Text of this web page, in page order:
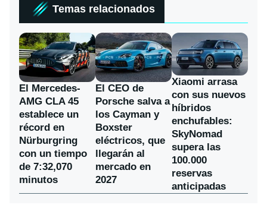
Temas relacionados
El Mercedes-
AMG CLA 45
establece un
récord en
Nürburgring
con un tiempo
de 7:32,070
minutos
El CEO de
Porsche salva a
los Cayman y
Boxster
eléctricos, que
llegarán al
mercado en
2027
Xiaomi arrasa
con sus nuevos
híbridos
enchufables:
SkyNomad
supera las
100.000
reservas
anticipadas